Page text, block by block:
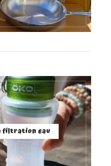
filtration eau